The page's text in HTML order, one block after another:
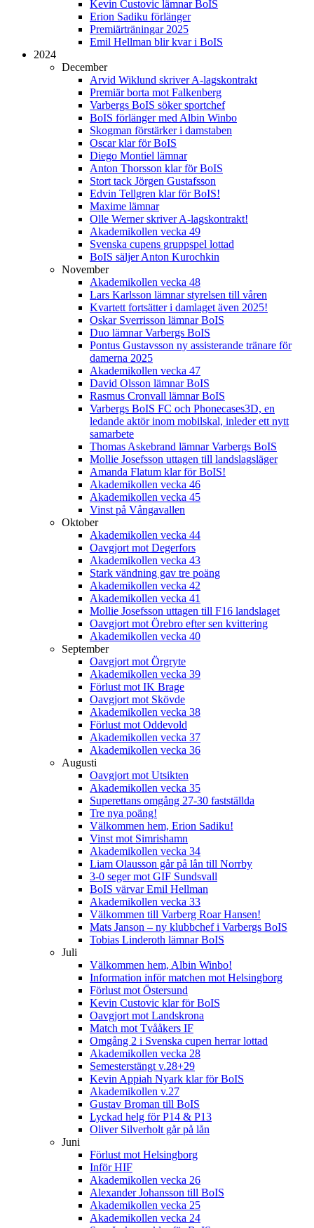
Kevin Custovic lämnar BoIS
Erion Sadiku förlänger
Premiärträningar 2025
Emil Hellman blir kvar i BoIS
2024
December
Arvid Wiklund skriver A-lagskontrakt
Premiär borta mot Falkenberg
Varbergs BoIS söker sportchef
BoIS förlänger med Albin Winbo
Skogman förstärker i damstaben
Oscar klar för BoIS
Diego Montiel lämnar
Anton Thorsson klar för BoIS
Stort tack Jörgen Gustafsson
Edvin Tellgren klar för BoIS!
Maxime lämnar
Olle Werner skriver A-lagskontrakt!
Akademikollen vecka 49
Svenska cupens gruppspel lottad
BoIS säljer Anton Kurochkin
November
Akademikollen vecka 48
Lars Karlsson lämnar styrelsen till våren
Kvartett fortsätter i damlaget även 2025!
Oskar Sverrisson lämnar BoIS
Duo lämnar Varbergs BoIS
Pontus Gustavsson ny assisterande tränare för
damerna 2025
Akademikollen vecka 47
David Olsson lämnar BoIS
Rasmus Cronvall lämnar BoIS
Varbergs BoIS FC och Phonecases3D, en
ledande aktör inom mobilskal, inleder ett nytt
samarbete
Thomas Askebrand lämnar Varbergs BoIS
Mollie Josefsson uttagen till landslagsläger
Amanda Flatum klar för BoIS!
Akademikollen vecka 46
Akademikollen vecka 45
Vinst på Vångavallen
Oktober
Akademikollen vecka 44
Oavgjort mot Degerfors
Akademikollen vecka 43
Stark vändning gav tre poäng
Akademikollen vecka 42
Akademikollen vecka 41
Mollie Josefsson uttagen till F16 landslaget
Oavgjort mot Örebro efter sen kvittering
Akademikollen vecka 40
September
Oavgjort mot Örgryte
Akademikollen vecka 39
Förlust mot IK Brage
Oavgjort mot Skövde
Akademikollen vecka 38
Förlust mot Oddevold
Akademikollen vecka 37
Akademikollen vecka 36
Augusti
Oavgjort mot Utsikten
Akademikollen vecka 35
Superettans omgång 27-30 fastställda
Tre nya poäng!
Välkommen hem, Erion Sadiku!
Vinst mot Simrishamn
Akademikollen vecka 34
Liam Olausson går på lån till Norrby
3-0 seger mot GIF Sundsvall
BoIS värvar Emil Hellman
Akademikollen vecka 33
Välkommen till Varberg Roar Hansen!
Mats Janson – ny klubbchef i Varbergs BoIS
Tobias Linderoth lämnar BoIS
Juli
Välkommen hem, Albin Winbo!
Information inför matchen mot Helsingborg
Förlust mot Östersund
Kevin Custovic klar för BoIS
Oavgjort mot Landskrona
Match mot Tvååkers IF
Omgång 2 i Svenska cupen herrar lottad
Akademikollen vecka 28
Semesterstängt v.28+29
Kevin Appiah Nyark klar för BoIS
Akademikollen v.27
Gustav Broman till BoIS
Lyckad helg för P14 & P13
Oliver Silverholt går på lån
Juni
Förlust mot Helsingborg
Inför HIF
Akademikollen vecka 26
Alexander Johansson till BoIS
Akademikollen vecka 25
Akademikollen vecka 24